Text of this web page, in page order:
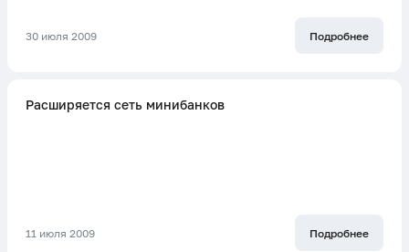
30 июля 2009 Подробнее
Расширяется сеть минибанков
11 июля 2009 Подробнее